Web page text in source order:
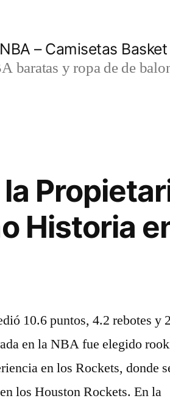
– Camisetas Basket
baratas y ropa de de
Historia
10.6 puntos, 4.2 rebotes y
en la NBA fue elegido
en los Rockets, donde
los Houston Rockets. En la